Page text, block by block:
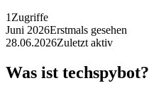
1 Zugriffe
Juni 2026Erstmals gesehen
28.06.2026Zuletzt aktiv
Was ist techspybot?